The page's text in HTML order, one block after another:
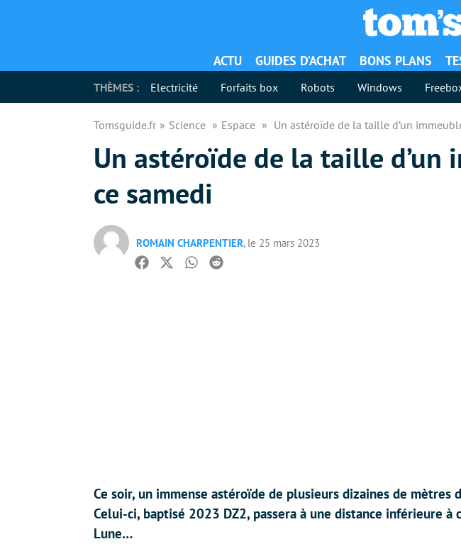
ACTU GUIDES D’ACHAT BONS PLANS
THÈMES : Electricité Forfaits box Robots Windows
Tomsguide.fr Science Espace Un astéroïde de la taille d’un
Un astéroïde de la taille d’un
ce samedi
ROMAIN CHARPENTIER, le 25 mars 2023
Facebook
TwitterWhatsapp
Reddit
Ce soir, un immense astéroïde de plusieurs dizaines de
Celui-ci, baptisé 2023 DZ2, passera à une distance inférieure à
Lune…